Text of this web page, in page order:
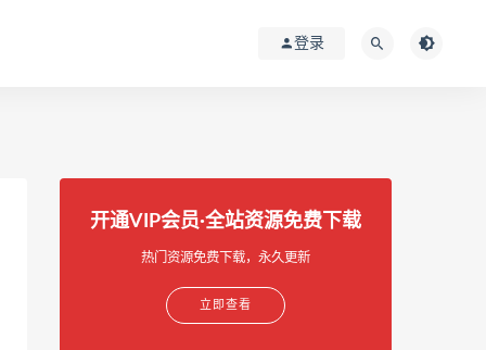
登录
开通VIP会员·全站资源免费下载
热门资源免费下载，永久更新
立即查看